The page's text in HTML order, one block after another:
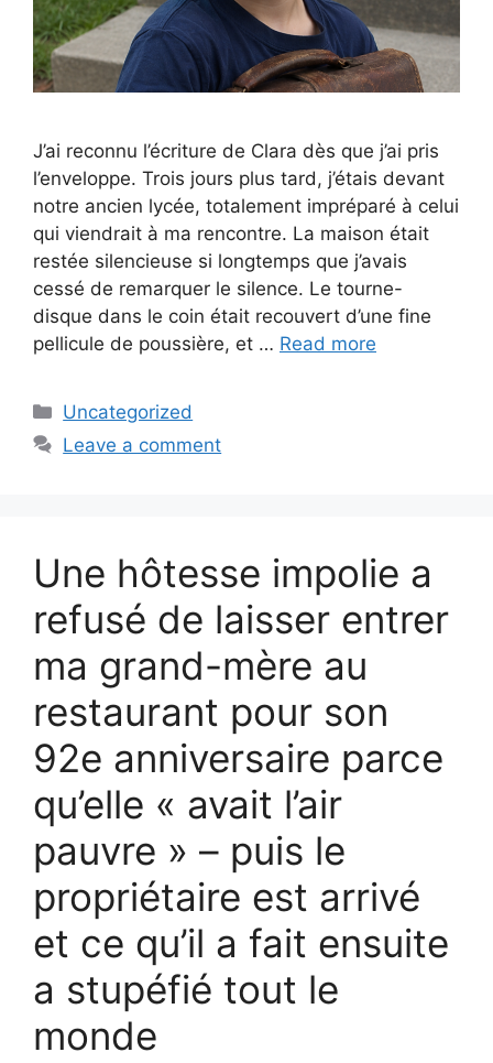
J’ai reconnu l’écriture de Clara dès que j’ai pris
l’enveloppe. Trois jours plus tard, j’étais devant
notre ancien lycée, totalement impréparé à celui
qui viendrait à ma rencontre. La maison était
restée silencieuse si longtemps que j’avais
cessé de remarquer le silence. Le tourne-
disque dans le coin était recouvert d’une fine
pellicule de poussière, et … Read more
Categories
Uncategorized
Leave a comment
Une hôtesse impolie a
refusé de laisser entrer
ma grand-mère au
restaurant pour son
92e anniversaire parce
qu’elle « avait l’air
pauvre » – puis le
propriétaire est arrivé
et ce qu’il a fait ensuite
a stupéfié tout le
monde